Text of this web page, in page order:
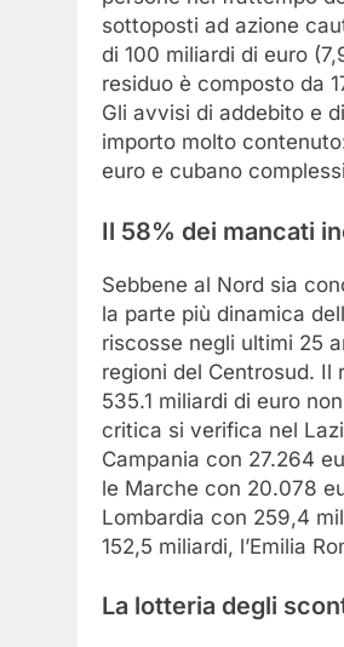
sottoposti ad azione
di 100 miliardi di euro
residuo è composto da
Gli avvisi di addebito e
importo molto
euro e cubano
Il 58% dei mancati
Sebbene al Nord sia
la parte più dinamica
riscosse negli ultimi 25
regioni del Centrosud.
535.1 miliardi di euro
critica si verifica nel
Campania con 27.264
le Marche con 20.078
Lombardia con 259,4
152,5 miliardi, l’Emilia
La lotteria degli